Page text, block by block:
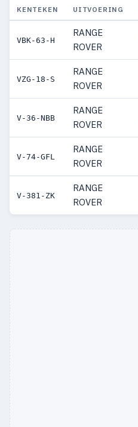
KENTEKEN UITVOERING
VBK-63-H
RANGE
ROVER
VZG-18-S
RANGE
ROVER
V-36-NBB
RANGE
ROVER
V-74-GFL
RANGE
ROVER
V-381-ZK
RANGE
ROVER